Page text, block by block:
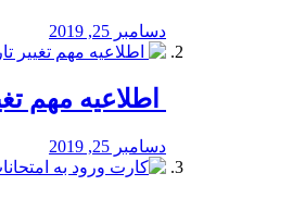
دسامبر 25, 2019
اطلاعیه مهم
دسامبر 25, 2019